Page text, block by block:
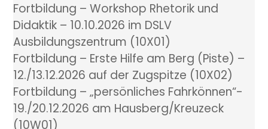
Fortbildung – Workshop Rhetorik und
Didaktik – 10.10.2026 im DSLV
Ausbildungszentrum (10X01)
Fortbildung – Erste Hilfe am Berg (Piste) –
12./13.12.2026 auf der Zugspitze (10X02)
Fortbildung – „persönliches Fahrkönnen“-
19./20.12.2026 am Hausberg/Kreuzeck
(10W01)